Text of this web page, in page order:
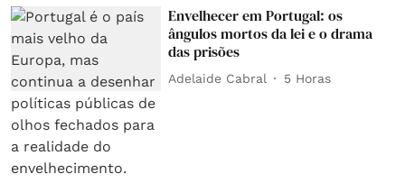
Envelhecer em Portugal: os
ângulos mortos da lei e o drama
das prisões
Adelaide Cabral 5 Horas